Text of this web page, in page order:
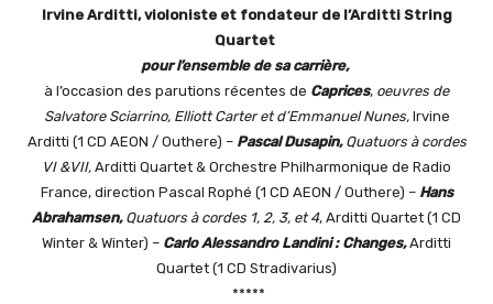
Irvine Arditti, violoniste et fondateur de l’Arditti String
Quartet
pour l’ensemble de sa carrière,
à l’occasion des parutions récentes de Caprices, oeuvres de
Salvatore Sciarrino, Elliott Carter et d’Emmanuel Nunes, Irvine
Arditti (1 CD AEON / Outhere) – Pascal Dusapin, Quatuors à cordes
VI &VII, Arditti Quartet & Orchestre Philharmonique de Radio
France, direction Pascal Rophé (1 CD AEON / Outhere) – Hans
Abrahamsen, Quatuors à cordes 1, 2, 3, et 4, Arditti Quartet (1 CD
Winter & Winter) – Carlo Alessandro Landini : Changes,Arditti
Quartet (1 CD Stradivarius)
*****